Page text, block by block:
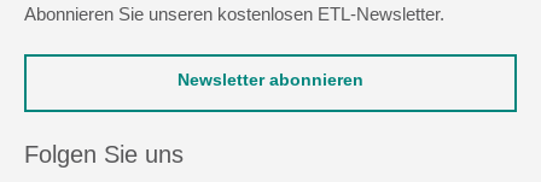
Abonnieren Sie unseren kostenlosen ETL-Newsletter.
Newsletter abonnieren
Folgen Sie uns